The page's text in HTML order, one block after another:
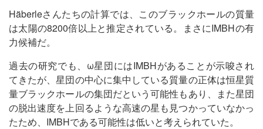
Häberleさんたちの計算では、このブラックホールの質量
は太陽の8200倍以上と推定されている。まさにIMBHの有
力候補だ。
過去の研究でも、ω星団にはIMBHがあることが示唆され
てきたが、星団の中心に集中している質量の正体は恒星質
量ブラックホールの集団だという可能性もあり、また星団
の脱出速度を上回るような高速の星も見つかっていなかっ
たため、IMBHである可能性は低いと考えられていた。